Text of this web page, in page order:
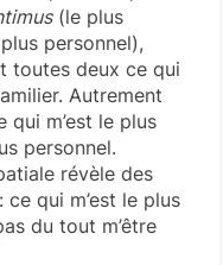
(le plus
personnel),
toutes deux ce qui
Autrement
m’est le plus
personnel.
révèle des
qui m’est le plus
du tout m’être